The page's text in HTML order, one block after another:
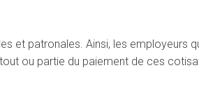
et patronales. Ainsi, les employeurs
ou partie du paiement de ces